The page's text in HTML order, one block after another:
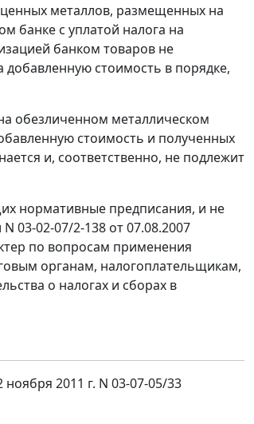
металлов, размещенных на
банке с уплатой налога на
банком товаров не
добавленную стоимость в порядке,
обезличенном металлическом
стоимость и полученных
и, соответственно, не подлежит
нормативные предписания, и не
03-02-07/2-138 от 07.08.2007
по вопросам применения
органам, налогоплательщикам,
о налогах и сборах в
2011 г. N 03-07-05/33